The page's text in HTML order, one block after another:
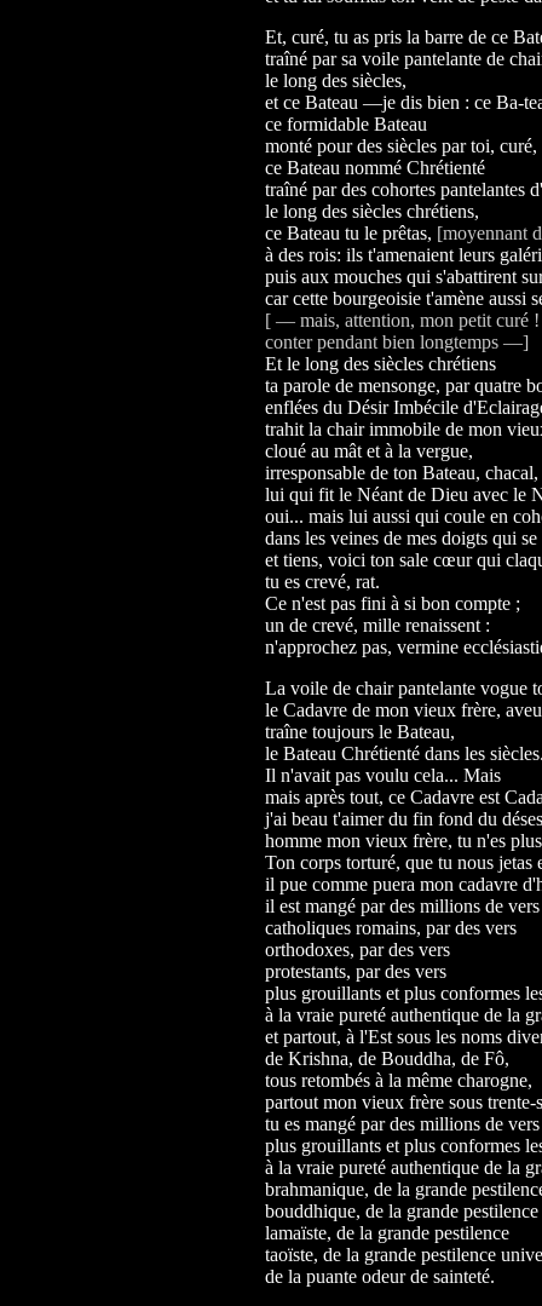
Et, curé, tu as pris la barre de ce
traîné par sa voile pantelante de
le long des siècles,
et ce Bateau —je dis bien : ce Ba-
ce formidable Bateau
monté pour des siècles par toi, curé,
ce Bateau nommé Chrétienté
traîné par des cohortes pantelantes
le long des siècles chrétiens,
ce Bateau tu le prêtas, [moyennant
à des rois: ils t'amenaient leurs
puis aux mouches qui s'abattirent
car cette bourgeoisie t'amène aussi
[ — mais, attention, mon petit curé
conter pendant bien longtemps —]
Et le long des siècles chrétiens
ta parole de mensonge, par quatre
enflées du Désir Imbécile
trahit la chair immobile de mon
cloué au mât et à la vergue,
irresponsable de ton Bateau, chacal,
lui qui fit le Néant de Dieu avec le
oui... mais lui aussi qui coule en
dans les veines de mes doigts qui se
et tiens, voici ton sale cœur qui
tu es crevé, rat.
Ce n'est pas fini à si bon compte ;
un de crevé, mille renaissent :
n'approchez pas, vermine
La voile de chair pantelante vogue
le Cadavre de mon vieux frère,
traîne toujours le Bateau,
le Bateau Chrétienté dans les
Il n'avait pas voulu cela... Mais
mais après tout, ce Cadavre est
j'ai beau t'aimer du fin fond du
homme mon vieux frère, tu n'es
Ton corps torturé, que tu nous jetas
il pue comme puera mon cadavre
il est mangé par des millions de vers
catholiques romains, par des vers
orthodoxes, par des vers
protestants, par des vers
plus grouillants et plus conformes
à la vraie pureté authentique de la
et partout, à l'Est sous les noms
de Krishna, de Bouddha, de Fô,
tous retombés à la même charogne,
partout mon vieux frère sous trente-
tu es mangé par des millions de vers
plus grouillants et plus conformes
à la vraie pureté authentique de la
brahmanique, de la grande
bouddhique, de la grande pestilence
lamaïste, de la grande pestilence
taoïste, de la grande pestilence
de la puante odeur de sainteté.